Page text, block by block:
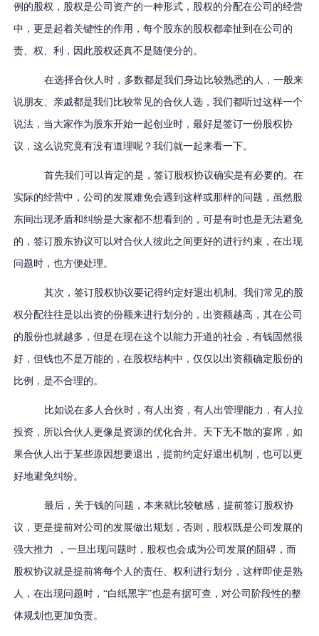
例的股权，股权是公司 资产的一种形式，股权的分配在公司的经营
中，更是起着关键性的作用，每个股东的股权都牵扯到在公司的
责、权、利，因此股权还真不是随便分的。
在选择合伙人时，多数都是我们身边比较熟悉的人，一般来
说朋友、亲戚都是我们比较常见的合伙人选，我们都听过这样一个
说法，当大家作为股东开始一起创业时，最好是签订一份股权协
议，这么说究竟有没有道理呢？我们就一起来看一下。
首先我们可以肯定的是，签订股权协议确实是有必要的。在
实际的经营中，公司的发展难免会遇到这样或那样的问题，虽然股
东间出现矛盾和纠纷是大家都不想看到的，可是有时也是无法避免
的，签订股东协议可以对合伙人彼此之间更好的进行约束，在出现
问题时，也方便处理。
其次，签订股权协议要记得约定好退出机制。我们常见的股
权分配往往是以出资的份额来进行划分的，出资额越高，其在公司
的股份也就越多，但是在现在这个以能力开道的社会，有钱固然很
好，但钱也不是万能的，在股权结构中，仅仅以出资额确定股份的
比例，是不合理的。
比如说在多人合伙时，有人出资，有人出管理能力，有人拉
投资，所以合伙人更像是资源的优化合并。天下无不散的宴席，如
果合伙人出于某些原因想要退出，提前约定好退出机制，也可以更
好地避免纠纷。
最后，关于钱的问题，本来就比较敏感，提前签订股权协
议，更是提前对公司的发展做出规划，否则，股权既是公司发展的
强大推力 ，一旦出现问题时，股权也会成为公司发展的阻碍，而
股权协议就是提前将每个人的责任、权利进行划分，这样即使是熟
人，在出现问题时，“白纸黑字”也是有据可查，对公司阶段性的整
体规划也更加负责。